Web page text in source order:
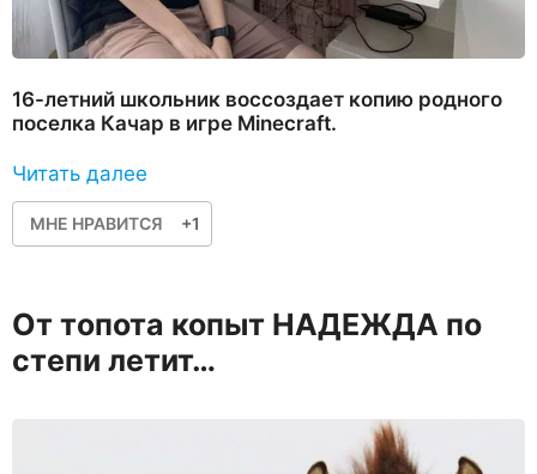
16-летний школьник воссоздает копию родного
поселка Качар в игре Minecraft.
Читать далее
МНЕ НРАВИТСЯ +1
От топота копыт НАДЕЖДА по
степи летит…